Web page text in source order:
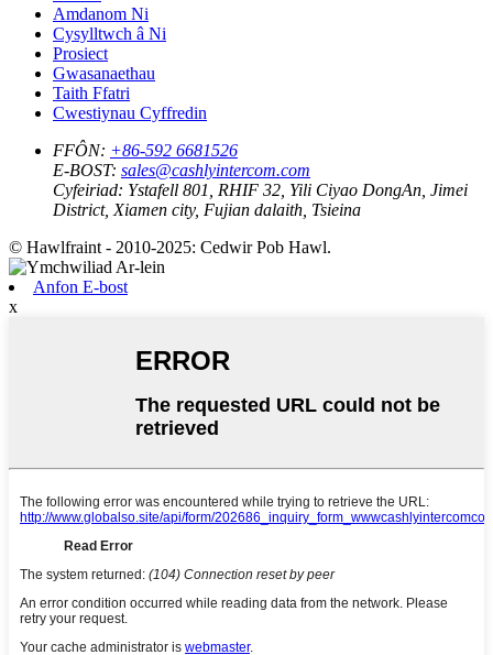
Amdanom Ni
Cysylltwch â Ni
Prosiect
Gwasanaethau
Taith Ffatri
Cwestiynau Cyffredin
FFÔN: +86-592 6681526
E-BOST: sales@cashlyintercom.com
Cyfeiriad: Ystafell 801, RHIF 32, Yili Ciyao DongAn, Jimei
District, Xiamen city, Fujian dalaith, Tsieina
© Hawlfraint - 2010-2025: Cedwir Pob Hawl.
Anfon E-bost
x